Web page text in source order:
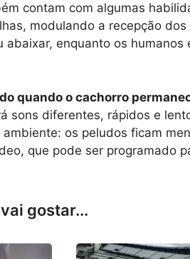
contam com algumas
modulando a recepção
abaixar, enquanto os
quando o cachorro
sons diferentes, rápidos e
os peludos ficam
que pode ser programado
gostar...